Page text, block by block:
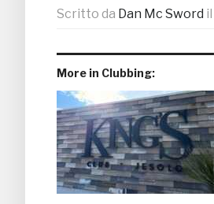
Scritto da Dan Mc Sword il
More in Clubbing: